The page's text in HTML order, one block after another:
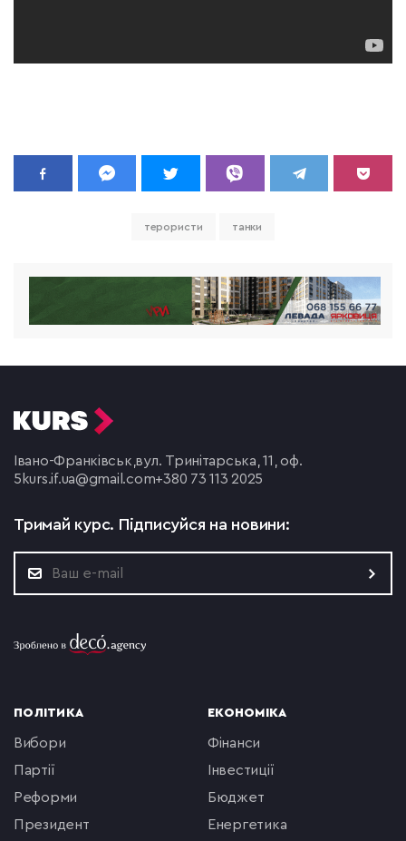
терористи танки
Івано-Франківськ,вул. Тринітарська, 11, оф.
5 kurs.if.ua@gmail.com+380 73 113 2025
Тримай курс. Підписуйся на новини:
ПОЛІТИКА
вибори
партії
реформи
президент
ЕКОНОМІКА
фінанси
інвестиції
бюджет
енергетика